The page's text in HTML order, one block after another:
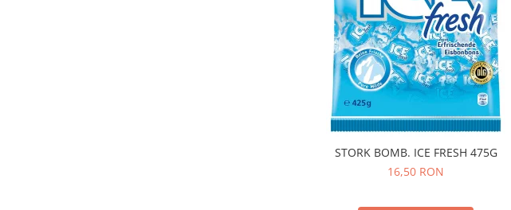
STORK BOMB. ICE FRESH 475G
16,50 RON